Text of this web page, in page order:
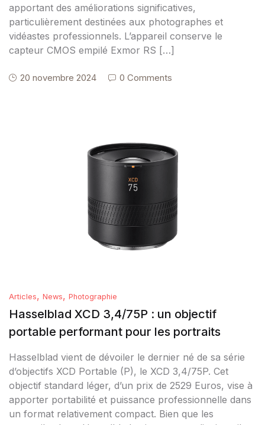
apportant des améliorations significatives,
particulièrement destinées aux photographes et
vidéastes professionnels. L’appareil conserve le
capteur CMOS empilé Exmor RS […]
20 novembre 2024 0 Comments
Articles, News, Photographie
Hasselblad XCD 3,4/75P : un objectif
portable performant pour les portraits
Hasselblad vient de dévoiler le dernier né de sa série
d’objectifs XCD Portable (P), le XCD 3,4/75P. Cet
objectif standard léger, d’un prix de 2529 Euros, vise à
apporter portabilité et puissance professionnelle dans
un format relativement compact. Bien que les